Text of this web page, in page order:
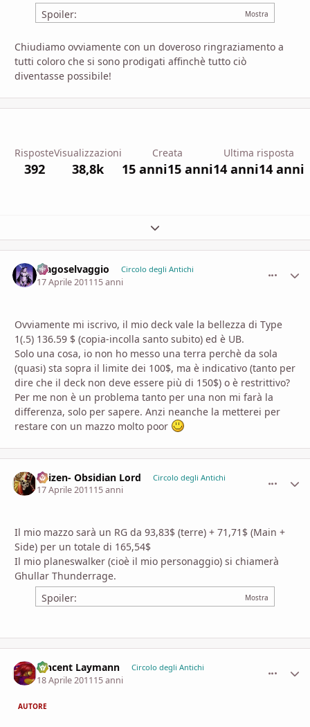
Spoiler:
Chiudiamo ovviamente con un doveroso ringraziamento a
tutti coloro che si sono prodigati affinchè tutto ciò
diventasse possibile!
Risposte
392
Visualizzazioni
38,8k
Creata
15 anni15 anni
Ultima risposta
14 anni14 anni
Espandi panoramica del topic
Magoselvaggio Circolo degli Antichi
17 Aprile 201115 anni
Ovviamente mi iscrivo, il mio deck vale la bellezza di Type
1(.5) 136.59 $ (copia-incolla santo subito) ed è UB.
Solo una cosa, io non ho messo una terra perchè da sola
(quasi) sta sopra il limite dei 100$, ma è indicativo (tanto per
dire che il deck non deve essere più di 150$) o è restrittivo?
Per me non è un problema tanto per una non mi farà la
differenza, solo per sapere. Anzi neanche la metterei per
restare con un mazzo molto poor
Urizen- Obsidian Lord Circolo degli Antichi
17 Aprile 201115 anni
Il mio mazzo sarà un RG da 93,83$ (terre) + 71,71$ (Main +
Side) per un totale di 165,54$
Il mio planeswalker (cioè il mio personaggio) si chiamerà
Ghullar Thunderrage.
Spoiler:
Vincent Laymann Circolo degli Antichi
18 Aprile 201115 anni
AUTORE